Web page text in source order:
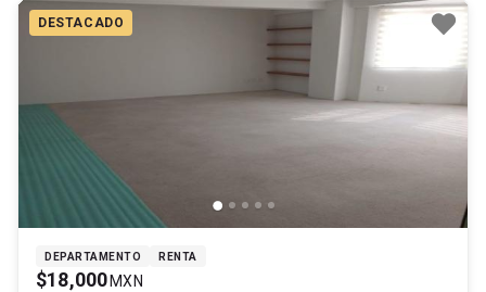
DESTACADO
DEPARTAMENTO RENTA
$18,000 MXN